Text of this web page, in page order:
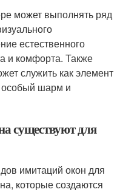
может выполнять ряд
естественного
и комфорта. Также
служить как элемент
особый шарм и
существуют для
имитаций окон для
которые создаются